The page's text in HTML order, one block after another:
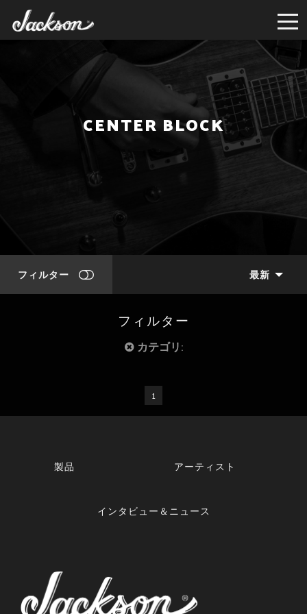
CENTER BLOCK
フィルター 最新
フィルター
カテゴリ:
1
製品 アーティスト
インタビュー＆ニュース